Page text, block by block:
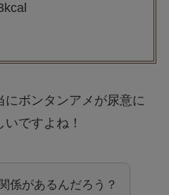
にボンタンアメが尿意に
ですよね！
係があるんだろう？